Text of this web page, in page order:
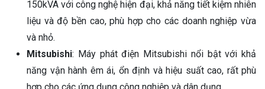
150kVA với công nghệ hiện đại, khả năng tiết kiệm nhiên
liệu và độ bền cao, phù hợp cho các doanh nghiệp vừa
và nhỏ.
Mitsubishi: Máy phát điện Mitsubishi nổi bật với khả
năng vận hành êm ái, ổn định và hiệu suất cao, rất phù